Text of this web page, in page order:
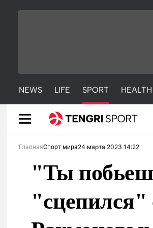
NEWS LIFE SPORT HEALTH
NEWS
Новости
ГлавнаяСпорт мира24 марта 2023 14:22
"Ты
"сцепился"